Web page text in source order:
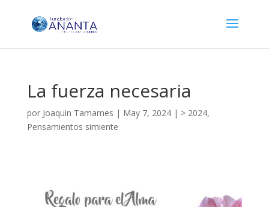
La fuerza necesaria
por Joaquin Tamames | May 7, 2024| > 2024,
Pensamientos simiente